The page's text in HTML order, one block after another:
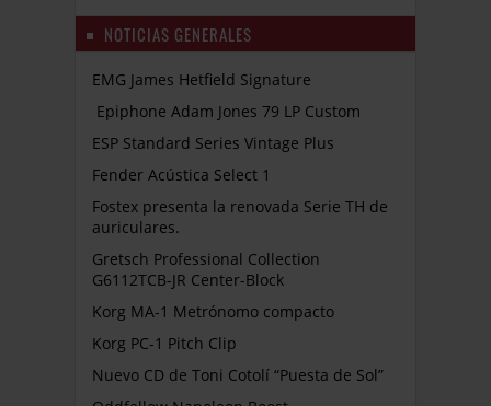
NOTICIAS GENERALES
EMG James Hetfield Signature
Epiphone Adam Jones 79 LP Custom
ESP Standard Series Vintage Plus
Fender Acústica Select 1
Fostex presenta la renovada Serie TH de
auriculares.
Gretsch Professional Collection
G6112TCB-JR Center-Block
Korg MA-1 Metrónomo compacto
Korg PC-1 Pitch Clip
Nuevo CD de Toni Cotolí “Puesta de Sol”